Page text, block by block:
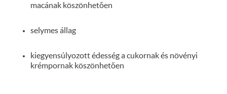
macának köszönhetően
selymes állag
kiegyensúlyozott édesség a cukornak és növényi
krémpornak köszönhetően